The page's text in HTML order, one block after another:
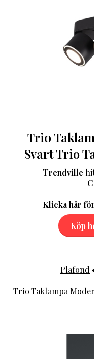
Trio
Svart Trio
Trendville
Klicka här
Köp
Plafond
Trio Taklampa